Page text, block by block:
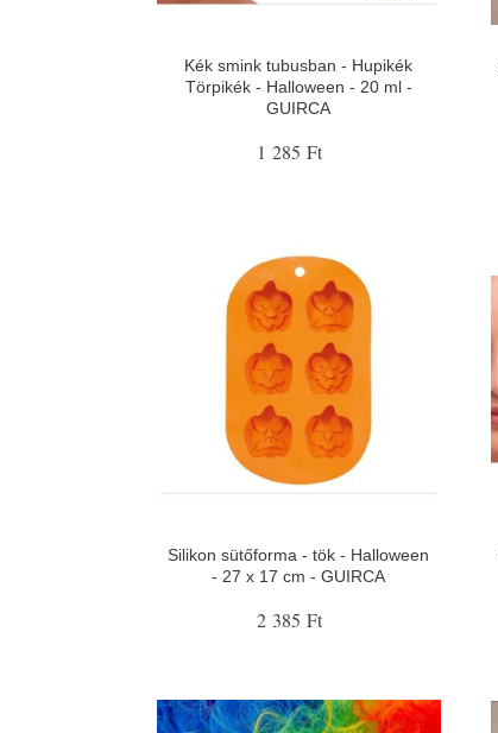
Kék smink tubusban - Hupikék
Törpikék - Halloween - 20 ml -
GUIRCA
1 285 Ft
Silikon sütőforma - tök - Halloween
- 27 x 17 cm - GUIRCA
2 385 Ft